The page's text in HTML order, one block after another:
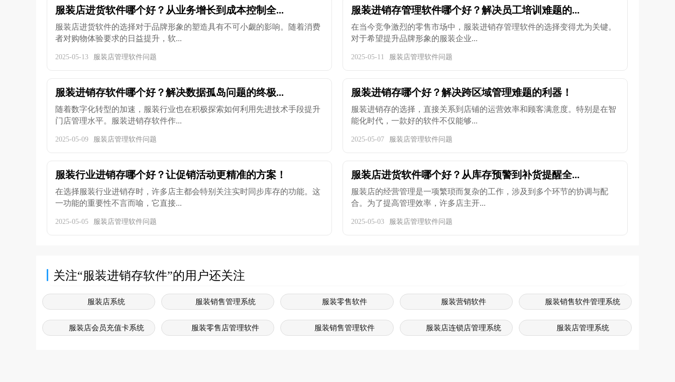
服装店进货软件哪个好？从业务增长到成本控制全...
服装店进货软件的选择对于品牌形象的塑造具有不可小觑的影响。随着消费
者对购物体验要求的日益提升，软...
2025-05-13 服装店管理软件问题
服装进销存管理软件哪个好？解决员工培训难题的...
在当今竞争激烈的零售市场中，服装进销存管理软件的选择变得尤为关键。
对于希望提升品牌形象的服装企业...
2025-05-11 服装店管理软件问题
服装进销存软件哪个好？解决数据孤岛问题的终极...
随着数字化转型的加速，服装行业也在积极探索如何利用先进技术手段提升
门店管理水平。服装进销存软件作...
2025-05-09 服装店管理软件问题
服装进销存哪个好？解决跨区域管理难题的利器！
服装进销存的选择，直接关系到店铺的运营效率和顾客满意度。特别是在智
能化时代，一款好的软件不仅能够...
2025-05-07 服装店管理软件问题
服装行业进销存哪个好？让促销活动更精准的方案！
在选择服装行业进销存时，许多店主都会特别关注实时同步库存的功能。这
一功能的重要性不言而喻，它直接...
2025-05-05 服装店管理软件问题
服装店进货软件哪个好？从库存预警到补货提醒全...
服装店的经营管理是一项繁琐而复杂的工作，涉及到多个环节的协调与配
合。为了提高管理效率，许多店主开...
2025-05-03 服装店管理软件问题
关注“服装进销存软件”的用户还关注
服装店系统 服装销售管理系统 服装零售软件 服装营销软件 服装销售软件管理系统
服装店会员充值卡系统 服装零售店管理软件 服装销售管理软件 服装店连锁店管理系统 服装店管理系统